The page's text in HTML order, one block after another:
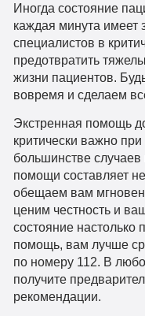
Иногда состояние
каждая минута имеет
специалистов в
предотвратить
жизни пациентов.
вовремя и сделаем
Экстренная помощь
критически важно
большинстве
помощи составляет
обещаем вам
ценим честность и
состояние настолько
помощь, вам лучше
по номеру 112. В
получите
рекомендации.